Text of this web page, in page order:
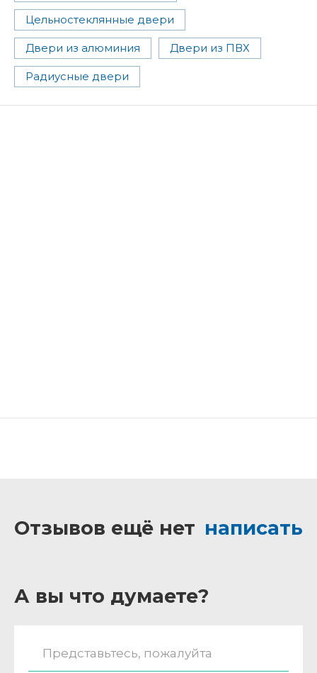
Цельностеклянные двери
Двери из алюминия Двери из ПВХ
Радиусные двери
Отзывов ещё нет написать
А вы что думаете?